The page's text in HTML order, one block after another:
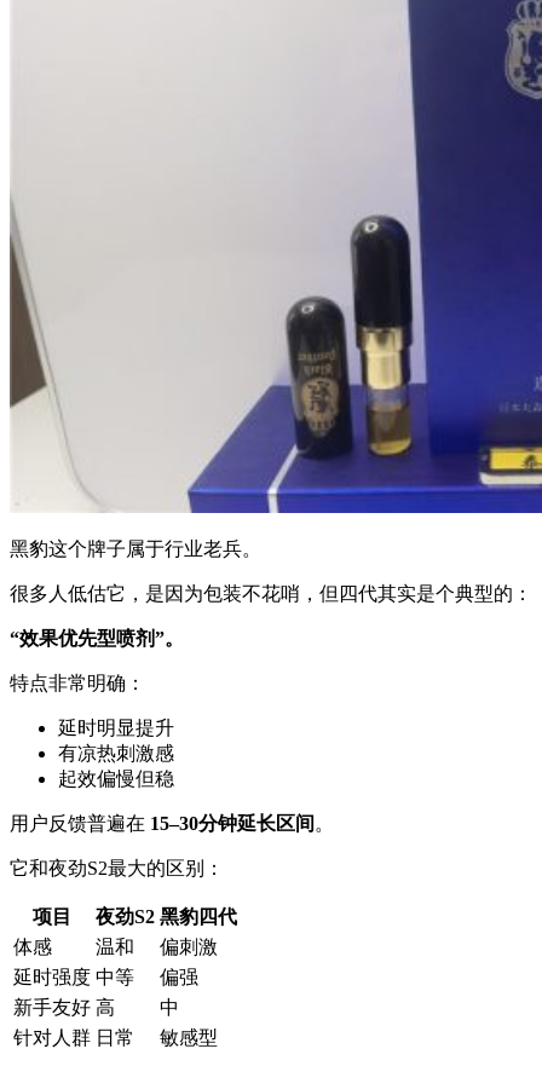
黑豹这个牌子属于行业老兵。
很多人低估它，是因为包装不花哨，但四代其实是个典型的：
“效果优先型喷剂”。
特点非常明确：
延时明显提升
有凉热刺激感
起效偏慢但稳
用户反馈普遍在 15–30分钟延长区间 。
它和夜劲S2最大的区别：
项目 夜劲S2 黑豹四代
体感
温和
偏刺激
延时强度 中等
偏强
新手友好 高
中
针对人群 日常 敏感型